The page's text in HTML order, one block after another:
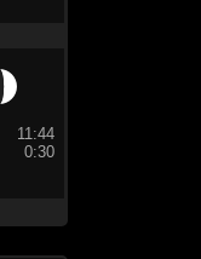
11:44
0:30